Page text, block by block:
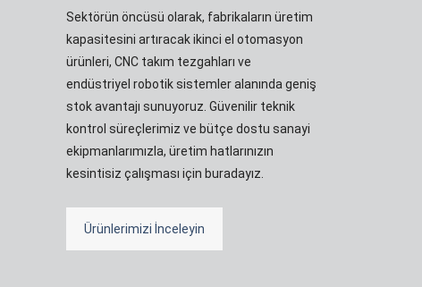
Sektörün öncüsü olarak, fabrikaların üretim
kapasitesini artıracak ikinci el otomasyon
ürünleri, CNC takım tezgahları ve
endüstriyel robotik sistemler alanında geniş
stok avantajı sunuyoruz. Güvenilir teknik
kontrol süreçlerimiz ve bütçe dostu sanayi
ekipmanlarımızla, üretim hatlarınızın
kesintisiz çalışması için buradayız.
Ürünlerimizi İnceleyin